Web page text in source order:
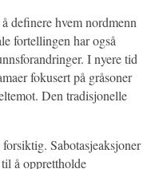
definere hvem nordmenn
fortellingen har også
I nyere tid
fokusert på gråsoner
Den tradisjonelle
Sabotasjeaksjoner
å opprettholde